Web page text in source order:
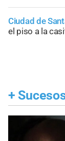
Ciudad de
el piso a la
+